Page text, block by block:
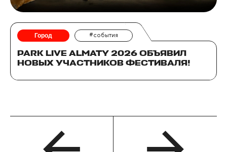
Город #события
PARK LIVE ALMATY 2026 ОБЪЯВИЛ
НОВЫХ УЧАСТНИКОВ ФЕСТИВАЛЯ!